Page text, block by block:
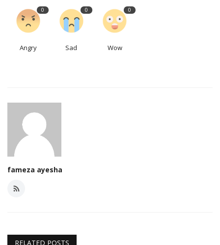
0
Angry
0
Sad
0
Wow
fameza ayesha
RELATED POSTS